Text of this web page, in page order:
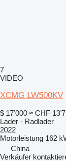
7
VIDEO
XCMG LW500KV
$ 17’000 ≈ CHF
Lader - Radlader
2022
Motorleistung 162
China
Verkäufer